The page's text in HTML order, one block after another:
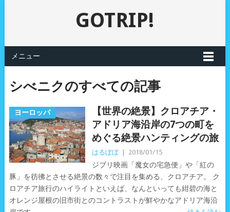
GOTRIP!
メニュー
シべニクのすべての記事
ヨーロッパ
【世界の絶景】クロアチア・
アドリア海沿岸の7つの町を
めぐる絶景ハンティングの旅
はるぼぼ 2018/01/15
ジブリ映画「魔女の宅急便」や「紅の
豚」を彷彿とさせる絶景の数々で注目を集める、クロアチア。 ク
ロアチア旅行のハイライトといえば、なんといっても紺碧の海と
オレンジ屋根の旧市街とのコントラストが鮮やかなアドリア海沿